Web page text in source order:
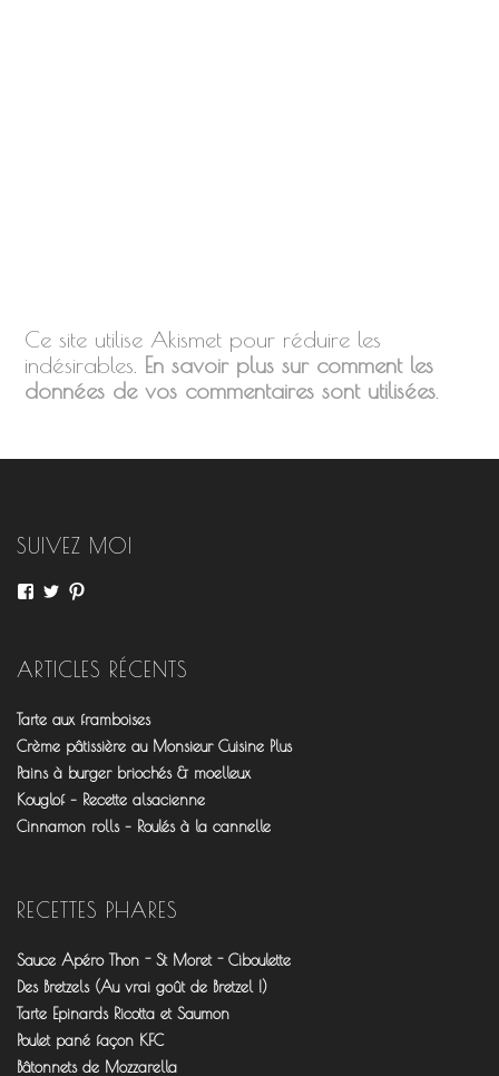
Ce site utilise Akismet pour réduire les
indésirables. En savoir plus sur comment les
données de vos commentaires sont utilisées.
SUIVEZ MOI
Voir
fourchettesflo
sur
Voir
@fourchettesflo
sur
fleurjeanne
sur
ARTICLES RÉCENTS
Tarte aux framboises
Crème pâtissière au Monsieur Cuisine Plus
Pains à burger briochés & moelleux
Kouglof – Recette alsacienne
Cinnamon rolls – Roulés à la cannelle
RECETTES PHARES
Sauce Apéro Thon - St Moret - Ciboulette
Des Bretzels (Au vrai goût de Bretzel !)
Tarte Epinards Ricotta et Saumon
Poulet pané façon KFC
Bâtonnets de Mozzarella